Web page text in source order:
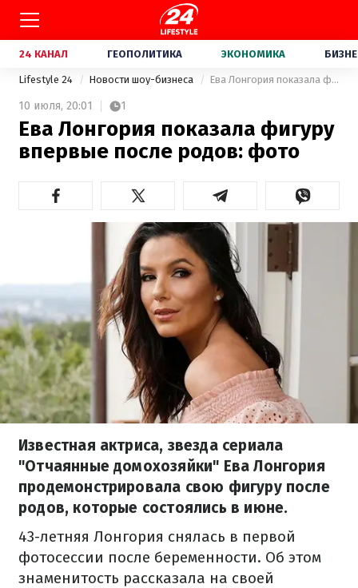
24 КАНАЛ ГЕОПОЛИТИКА ЭКОНОМИКА
Lifestyle 24 Новости шоу-бизнеса Ева Лонгория показала фигуру впервые после родов: фото
10 июля, 20:01 1
Ева Лонгория показала фигуру
впервые после родов: фото
Известная актриса, звезда сериала
"Отчаянные домохозяйки" Ева Лонгория
продемонстрировала свою фигуру после
родов, которые состоялись в июне.
43-летняя Лонгория снялась в первой
фотосессии после беременности. Об этом
знаменитость рассказала на своей